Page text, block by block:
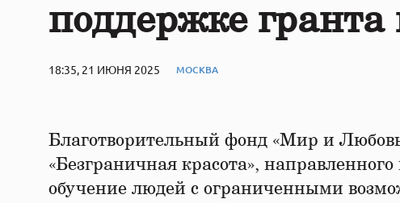
поддержке
18:35, 21 ИЮНЯ 2025 МОСКВА
Благотворительный фонд «Мир и
«Безграничная красота»,
обучение людей с ограниченными